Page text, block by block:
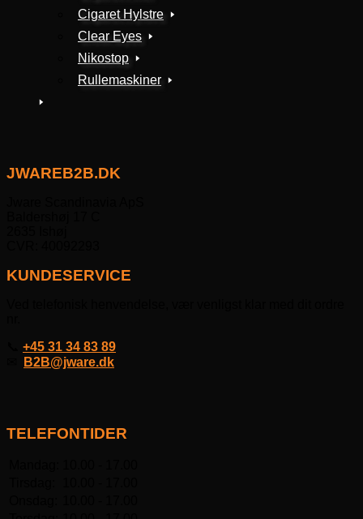
Cigaret Hylstre
Clear Eyes
Nikostop
Rullemaskiner
JWAREB2B.DK
KUNDESERVICE
+45 31 34 83 89
B2B@jware.dk
TELEFONTIDER